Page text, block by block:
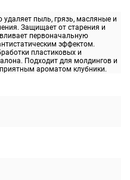
удаляет пыль, грязь, масляные и
Защищает от старения и
первоначальную
эффектом.
пластиковых и
Подходит для молдингов и
ароматом клубники.